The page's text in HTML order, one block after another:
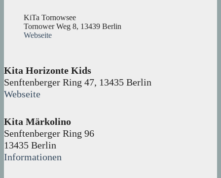
KiTa Tornowsee
Tornower Weg 8, 13439 Berlin
Webseite
Kita Horizonte Kids
Senftenberger Ring 47, 13435 Berlin
Webseite
Kita Märkolino
Senftenberger Ring 96
13435 Berlin
Informationen